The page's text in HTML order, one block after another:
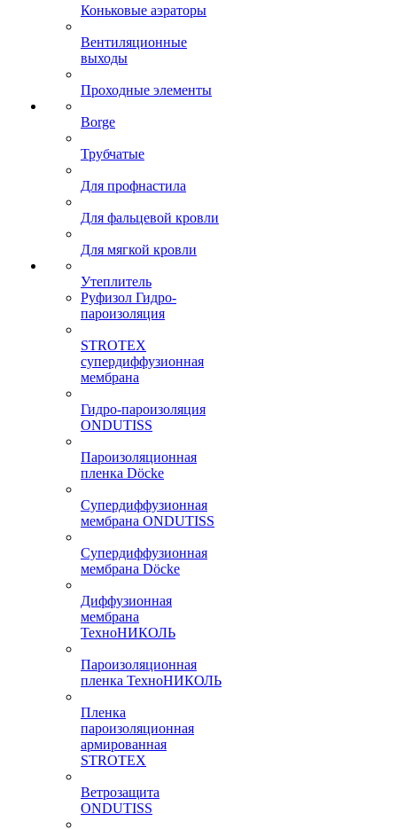
Коньковые аэраторы
Вентиляционные
выходы
Проходные элементы
Borge
Трубчатые
Для профнастила
Для фальцевой кровли
Для мягкой кровли
Утеплитель
Руфизол Гидро-
пароизоляция
STROTEX
супердиффузионная
мембрана
Гидро-пароизоляция
ONDUTISS
Пароизоляционная
пленка Döcke
Супердиффузионная
мембрана ONDUTISS
Супердиффузионная
мембрана Döcke
Диффузионная
мембрана
ТехноНИКОЛЬ
Пароизоляционная
пленка ТехноНИКОЛЬ
Пленка
пароизоляционная
армированная
STROTEX
Ветрозащита
ONDUTISS